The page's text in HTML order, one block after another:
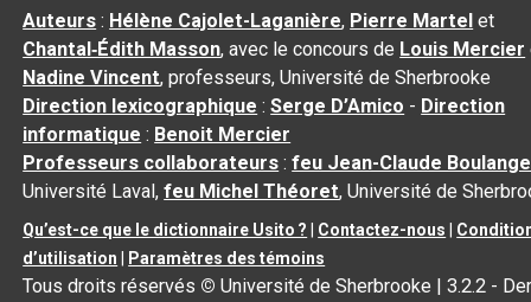
Auteurs : Hélène Cajolet-Laganière, Pierre Martel et
Chantal‑Édith Masson, avec le concours de Louis Mercier
Nadine Vincent, professeurs, Université de Sherbrooke
Direction lexicographique :Serge D’Amico - Direction
informatique : Benoit Mercier
Professeurs collaborateurs :feu Jean-Claude
Université Laval,feu Michel Théoret, Université de
Qu’est-ce que le dictionnaire Usito ? Contactez-nous
d’utilisation
Paramètres des témoins
Tous droits réservés © Université de Sherbrooke |3.2.2 -